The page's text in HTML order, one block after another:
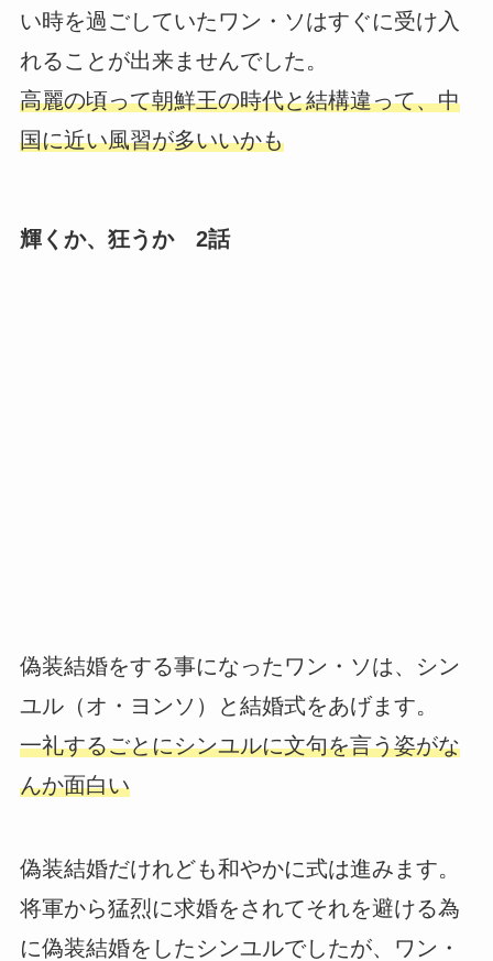
い時を過ごしていたワン・ソはすぐに受け入
れることが出来ませんでした。
高麗の頃って朝鮮王の時代と結構違って、中
国に近い風習が多いいかも
輝くか、狂うか 2話
偽装結婚をする事になったワン・ソは、シン
ユル（オ・ヨンソ）と結婚式をあげます。
一礼するごとにシンユルに文句を言う姿がな
んか面白い
偽装結婚だけれども和やかに式は進みます。
将軍から猛烈に求婚をされてそれを避ける為
に偽装結婚をしたシンユルでしたが、ワン・